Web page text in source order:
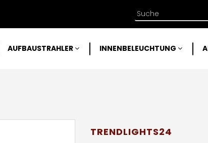
AUFBAUSTRAHLER INNENBELEUCHTUNG
TRENDLIGHTS24